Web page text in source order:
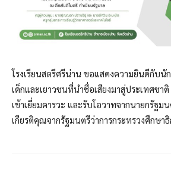
โรงเรียนสตรีศรีน่าน ขอแสดงความยินดีกับนั
เด็กและเยาวชนที่นำชื่อเสียงมาสู่ประเทศชา
เข้าเยี่ยมคารวะ และรับโอวาทจากนายกรัฐม
เกียรติคุณจากรัฐมนตรีว่าการกระทรวงศึกษา